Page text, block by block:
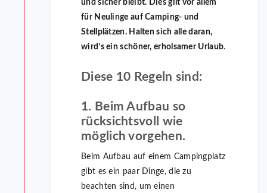
und sicher bleibt. Dies gilt vor allem
für Neulinge auf Camping- und
Stellplätzen. Halten sich alle daran,
wird’s ein schöner, erholsamer Urlaub.
Diese 10 Regeln sind:
1. Beim Aufbau so
rücksichtsvoll wie
möglich vorgehen.
Beim Aufbau auf einem Campingplatz
gibt es ein paar Dinge, die zu
beachten sind, um einen